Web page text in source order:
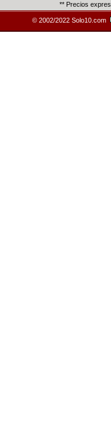
** Precios
© 2002/2022 Solo10.com